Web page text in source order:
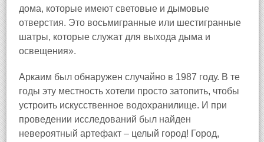
дома, которые имеют световые и дымовые
отверстия. Это восьмигранные или шестигранные
шатры, которые служат для выхода дыма и
освещения».
Аркаим был обнаружен случайно в 1987 году. В те
годы эту местность хотели просто затопить, чтобы
устроить искусственное водохранилище. И при
проведении исследований был найден
невероятный артефакт – целый город! Город,